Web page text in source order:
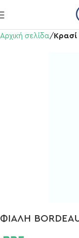
Αρχική σελίδα Κρασί
ΦΙΑΛΗ